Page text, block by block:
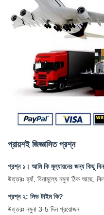
প্রায়শই জিজ্ঞাসিত প্রশ্ন
প্রশ্ন ১। আমি কি মূল্যায়নের জন্য কিছু
উত্তরঃ হ্যাঁ, বিনামূল্যে নমুনা ঠিক আছে,
প্রশ্ন ২: লিড টাইম কি?
উত্তরঃ নমুনা 3-5 দিন প্রয়োজন